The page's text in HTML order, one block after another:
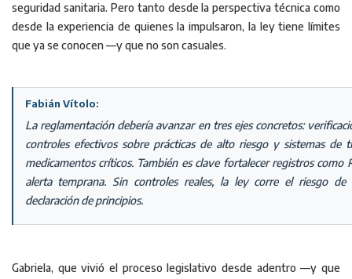
seguridad sanitaria. Pero tanto desde la perspectiva técnica como
desde la experiencia de quienes la impulsaron, la ley tiene límites
que ya se conocen —y que no son casuales.
Fabián Vítolo:
La reglamentación debería avanzar en tres ejes concretos:
controles efectivos sobre prácticas de alto riesgo y sistemas de
medicamentos críticos. También es clave fortalecer registros como
alerta temprana. Sin controles reales, la ley corre el riesgo de
declaración de principios.
Gabriela, que vivió el proceso legislativo desde adentro —y que